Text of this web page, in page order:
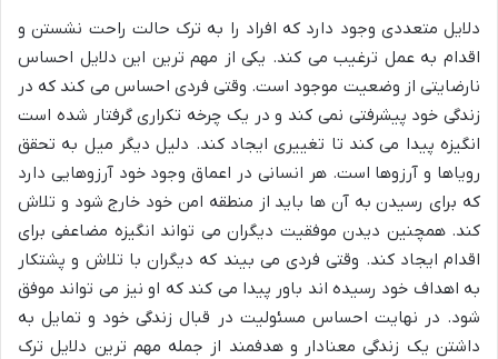
دلایل متعددی وجود دارد که افراد را به ترک حالت راحت نشستن و
اقدام به عمل ترغیب می کند. یکی از مهم ترین این دلایل احساس
نارضایتی از وضعیت موجود است. وقتی فردی احساس می کند که در
زندگی خود پیشرفتی نمی کند و در یک چرخه تکراری گرفتار شده است
انگیزه پیدا می کند تا تغییری ایجاد کند. دلیل دیگر میل به تحقق
رویاها و آرزوها است. هر انسانی در اعماق وجود خود آرزوهایی دارد
که برای رسیدن به آن ها باید از منطقه امن خود خارج شود و تلاش
کند. همچنین دیدن موفقیت دیگران می تواند انگیزه مضاعفی برای
اقدام ایجاد کند. وقتی فردی می بیند که دیگران با تلاش و پشتکار
به اهداف خود رسیده اند باور پیدا می کند که او نیز می تواند موفق
شود. در نهایت احساس مسئولیت در قبال زندگی خود و تمایل به
داشتن یک زندگی معنادار و هدفمند از جمله مهم ترین دلایل ترک